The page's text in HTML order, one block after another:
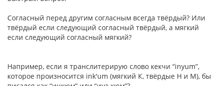
Согласный перед другим согласным всегда твёрдый? Или
твёрдый если следующий согласный твёрдый, а мягкий
если следующий согласный мягкий?
Например, если я транслитерирую слово кекчи “inyum”,
которое произносится ink'um (мягкий К, твёрдые Н и М), бы